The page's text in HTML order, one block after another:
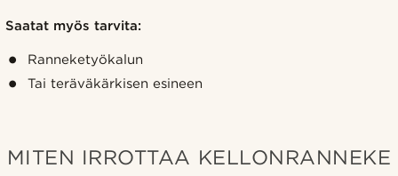
Saatat myös tarvita:
Ranneketyökalun
Tai teräväkärkisen esineen
MITEN IRROTTAA KELLONRANNEKE